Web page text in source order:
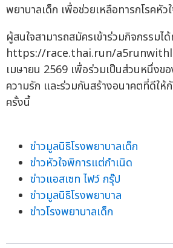
พยาบาลเด็ก เพื่อช่วยเหลือทารกโรคหัว
ผู้สนใจสามารถสมัครเข้าร่วมกิจกรรมได้
https://race.thai.run/
เมษายน 2569 เพื่อร่วมเป็นส่วนหนึ่งข
ความรัก และร่วมกันสร้างอนาคตที่ดีให้
ครั้งนี้
ข่าวมูลนิธิโรงพยาบาลเด็ก
ข่าวหัวใจพิการแต่กำเนิด
ข่าวแอสเซท ไฟว์ กรุ๊ป
ข่าวมูลนิธิโรงพยาบาล
ข่าวโรงพยาบาลเด็ก